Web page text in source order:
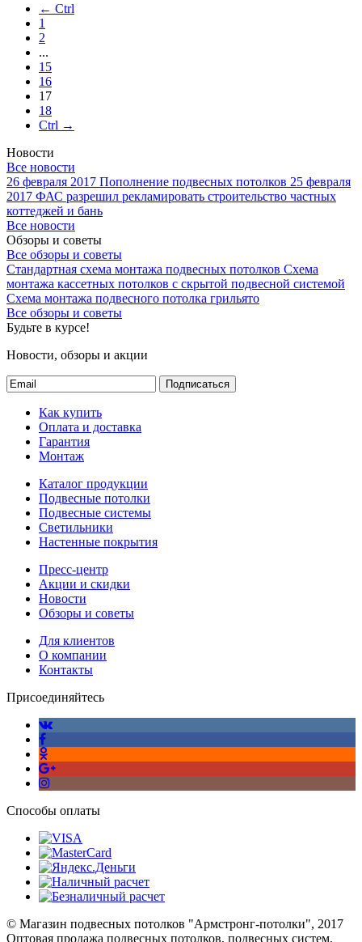
← Ctrl
1
2
...
15
16
17
18
Ctrl →
Новости
Все новости
26 февраля 2017 Пополнение подвесных потолков 25 февраля
2017 ФАС разрешил рекламировать строительство частных
коттеджей и бань
Все новости
Обзоры и советы
Все обзоры и советы
Стандартная схема монтажа подвесных потолков Схема
монтажа кассетных потолков с скрытой подвесной системой
Схема монтажа подвесного потолка грильято
Все обзоры и советы
Будьте в курсе!
Новости, обзоры и акции
Подписаться
Как купить
Оплата и доставка
Гарантия
Монтаж
Каталог продукции
Подвесные потолки
Подвесные системы
Светильники
Настенные покрытия
Пресс-центр
Акции и скидки
Новости
Обзоры и советы
Для клиентов
О компании
Контакты
Присоединяйтесь
Способы оплаты
© Магазин подвесных потолков "Армстронг-потолки", 2017
Оптовая продажа подвесных потолков, подвесных систем,